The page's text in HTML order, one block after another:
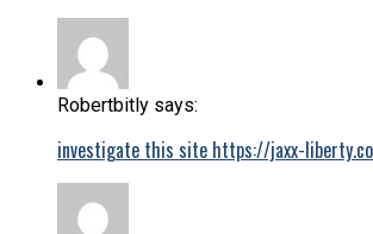
Robertbitly says:
investigate this site https://jaxx-